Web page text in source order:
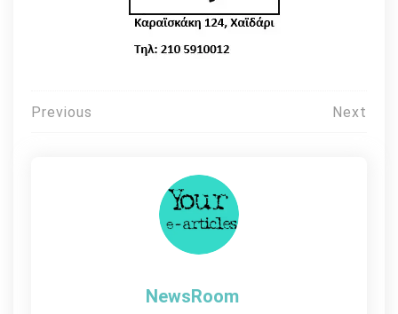
Πλοήγηση
Previous Next
NewsRoom